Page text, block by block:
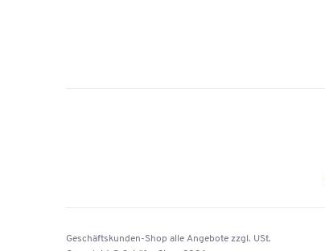
Geschäftskunden-Shop alle Angebote zzgl. USt.